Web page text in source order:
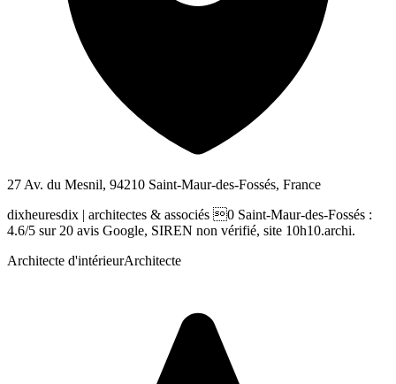
27 Av. du Mesnil, 94210 Saint-Maur-des-Fossés, France
dixheuresdix | architectes & associés 0 Saint-Maur-des-Fossés :
4.6/5 sur 20 avis Google, SIREN non vérifié, site 10h10.archi.
Architecte d'intérieurArchitecte